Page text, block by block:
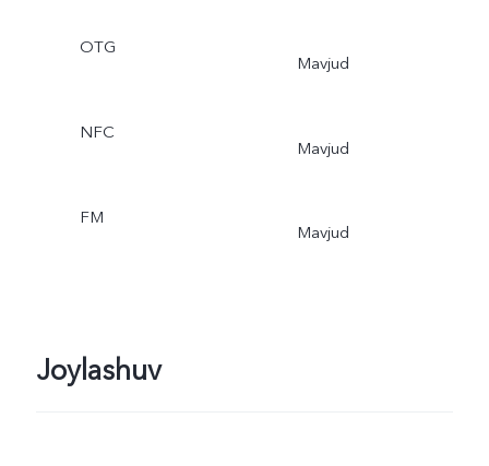
OTG
Mavjud
NFC
Mavjud
FM
Mavjud
Joylashuv